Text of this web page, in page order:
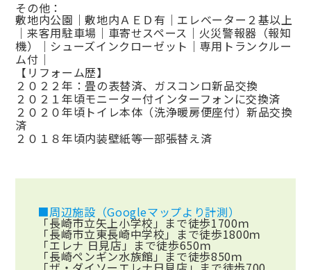
その他：
敷地内公園｜敷地内ＡＥＤ有｜エレベーター２基以上
｜来客用駐車場｜車寄せスペース｜火災警報器（報知
機）｜シューズインクローゼット｜専用トランクルー
ム付｜
【リフォーム歴】
２０２２年：畳の表替済、ガスコンロ新品交換
２０２１年頃モニーター付インターフォンに交換済
２０２０年頃トイレ本体（洗浄暖房便座付）新品交換
済
２０１８年頃内装壁紙等一部張替え済
■周辺施設（Googleマップより計測）
「長崎市立矢上小学校」まで徒歩1700ｍ
「長崎市立東長崎中学校」まで徒歩1800ｍ
「エレナ 日見店」まで徒歩650ｍ
「長崎ペンギン水族館」まで徒歩850ｍ